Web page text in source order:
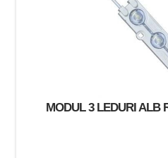
MODUL 3 LEDURI ALB